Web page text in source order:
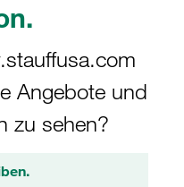
Angebote und
zu sehen?